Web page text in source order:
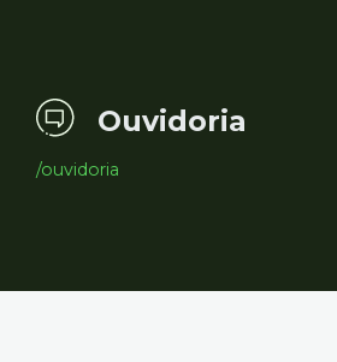
Ouvidoria
/ouvidoria